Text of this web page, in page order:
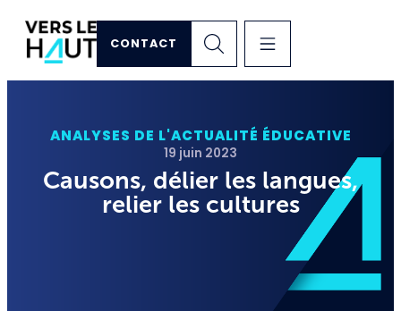
CONTACT
ANALYSES DE L'ACTUALITÉ ÉDUCATIVE
19 juin 2023
Causons, délier les langues,
relier les cultures